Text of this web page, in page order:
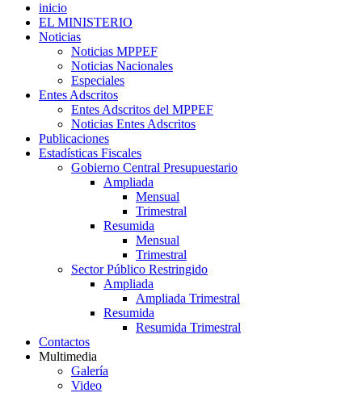
inicio
EL MINISTERIO
Noticias
Noticias MPPEF
Noticias Nacionales
Especiales
Entes Adscritos
Entes Adscritos del MPPEF
Noticias Entes Adscritos
Publicaciones
Estadísticas Fiscales
Gobierno Central Presupuestario
Ampliada
Mensual
Trimestral
Resumida
Mensual
Trimestral
Sector Público Restringido
Ampliada
Ampliada Trimestral
Resumida
Resumida Trimestral
Contactos
Multimedia
Galería
Video